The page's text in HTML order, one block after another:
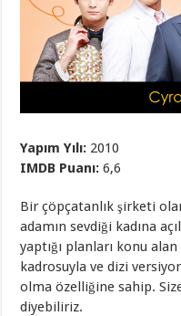
Yapım Yılı: 2010
IMDB Puanı: 6,6
Bir çöpçatanlık şirketi
adamın sevdiği kadına
yaptığı planları konu
kadrosuyla ve dizi
olma özelliğine sahip.
diyebiliriz.